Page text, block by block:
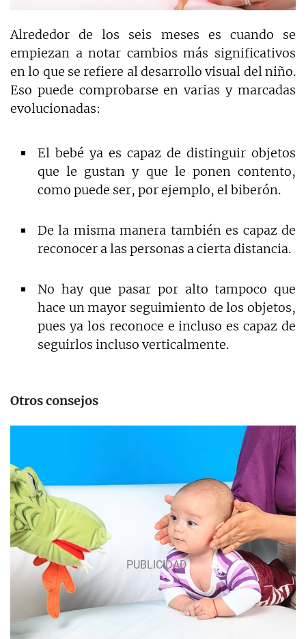
Alrededor de los seis meses es cuando se
empiezan a notar cambios más significativos
en lo que se refiere al desarrollo visual del niño.
Eso puede comprobarse en varias y marcadas
evolucionadas:
El bebé ya es capaz de distinguir objetos
que le gustan y que le ponen contento,
como puede ser, por ejemplo, el biberón.
De la misma manera también es capaz de
reconocer a las personas a cierta distancia.
No hay que pasar por alto tampoco que
hace un mayor seguimiento de los objetos,
pues ya los reconoce e incluso es capaz de
seguirlos incluso verticalmente.
Otros consejos